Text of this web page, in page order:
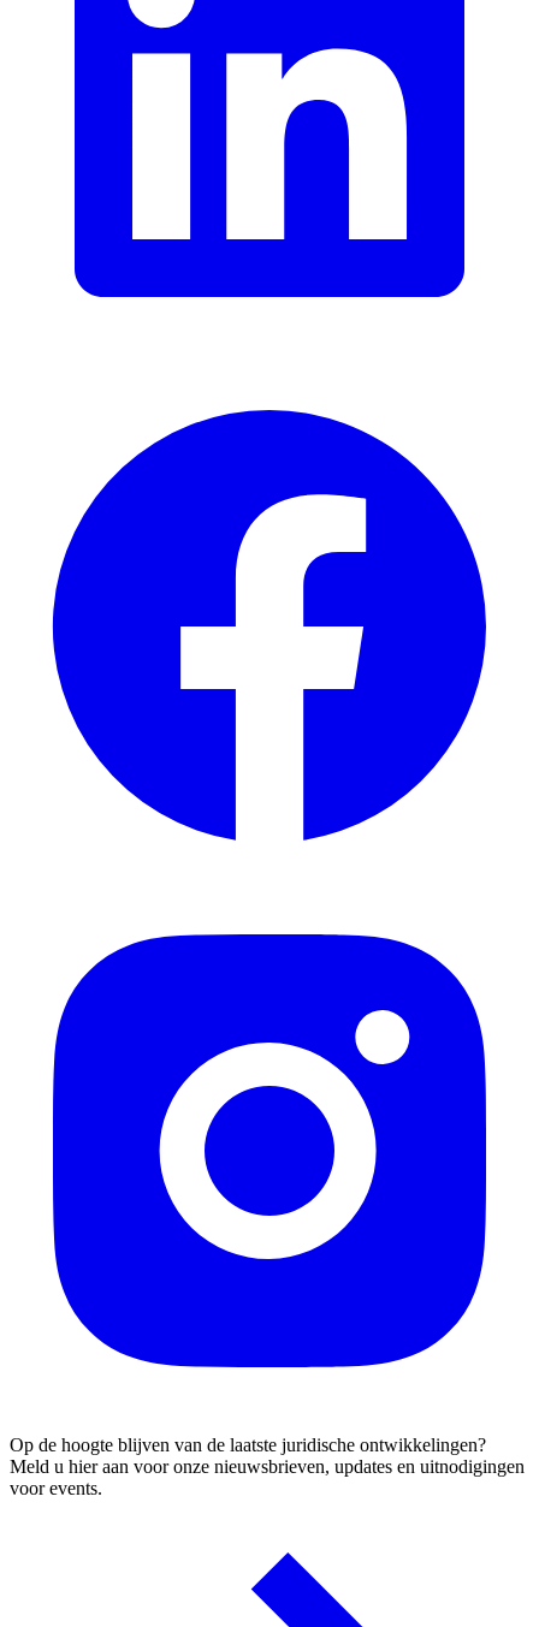
Op de hoogte blijven van de laatste juridische ontwikkelingen?
Meld u hier aan voor onze nieuwsbrieven, updates en uitnodigingen
voor events.